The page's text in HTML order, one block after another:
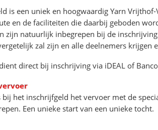
is een uniek en hoogwaardig Yarn
en de faciliteiten die daarbij geboden
zijn natuurlijk inbegrepen bij de
zal zijn en alle deelnemers krijgen
direct bij inschrijving via iDEAL of
bij het inschrijfgeld het vervoer met de
Een unieke start van een unieke tocht.